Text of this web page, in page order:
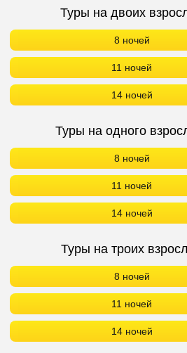
Туры на двоих
8 ночей
11 ночей
14 ночей
Туры на одного
8 ночей
11 ночей
14 ночей
Туры на троих
8 ночей
11 ночей
14 ночей